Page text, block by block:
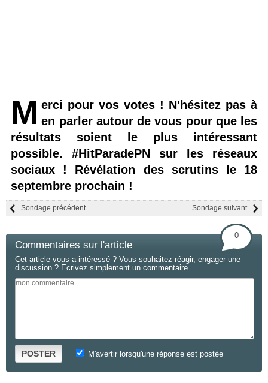
M erci pour vos votes ! N'hésitez pas à
en parler autour de vous pour que les
résultats soient le plus intéressant
possible. #HitParadePN sur les réseaux
sociaux ! Révélation des scrutins le 18
septembre prochain !
Sondage suivant
Sondage précédent
Commentaires sur l'article
0
Cet article vous a intéressé ? Vous souhaitez réagir, engager une
discussion ? Ecrivez simplement un commentaire.
POSTER M'avertir lorsqu'une réponse est postée